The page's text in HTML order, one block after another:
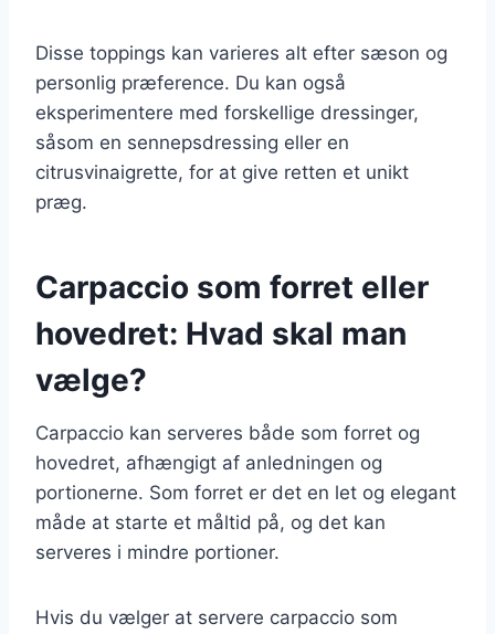
Disse toppings kan varieres alt efter sæson og
personlig præference. Du kan også
eksperimentere med forskellige dressinger,
såsom en sennepsdressing eller en
citrusvinaigrette, for at give retten et unikt
præg.
Carpaccio som forret eller
hovedret: Hvad skal man
vælge?
Carpaccio kan serveres både som forret og
hovedret, afhængigt af anledningen og
portionerne. Som forret er det en let og elegant
måde at starte et måltid på, og det kan
serveres i mindre portioner.
Hvis du vælger at servere carpaccio som